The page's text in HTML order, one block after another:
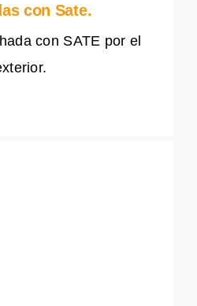
con Sate.
con SATE por el